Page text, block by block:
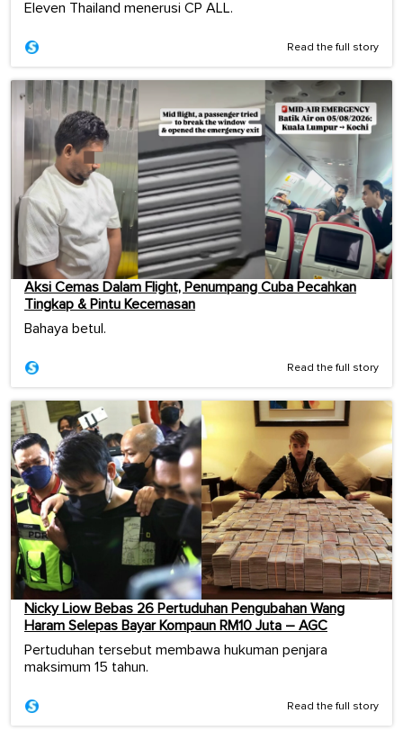
Eleven Thailand menerusi CP ALL.
Read the full story
Aksi Cemas Dalam Flight, Penumpang Cuba Pecahkan
Tingkap & Pintu Kecemasan
Bahaya betul.
Read the full story
Nicky Liow Bebas 26 Pertuduhan Pengubahan Wang
Haram Selepas Bayar Kompaun RM10 Juta – AGC
Pertuduhan tersebut membawa hukuman penjara
maksimum 15 tahun.
Read the full story